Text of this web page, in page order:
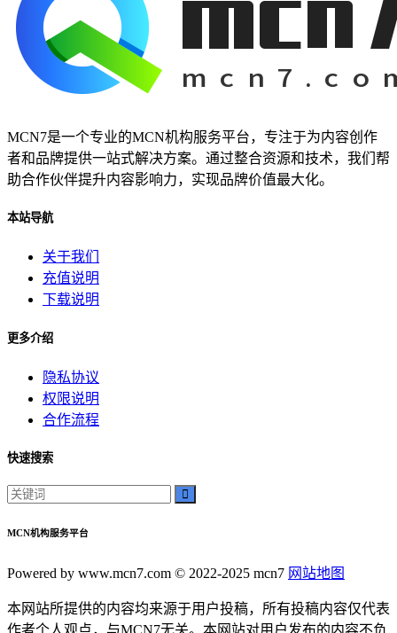
MCN7是一个专业的MCN机构服务平台，专注于为内容创作
者和品牌提供一站式解决方案。通过整合资源和技术，我们帮
助合作伙伴提升内容影响力，实现品牌价值最大化。
本站导航
关于我们
充值说明
下载说明
更多介绍
隐私协议
权限说明
合作流程
快速搜索
MCN机构服务平台
Powered by www.mcn7.com © 2022-2025 mcn7 网站地图
本网站所提供的内容均来源于用户投稿，所有投稿内容仅代表
作者个人观点，与MCN7无关。本网站对用户发布的内容不负